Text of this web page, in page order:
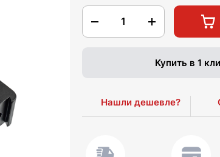
1
Купить в 1
Нашли дешевле?